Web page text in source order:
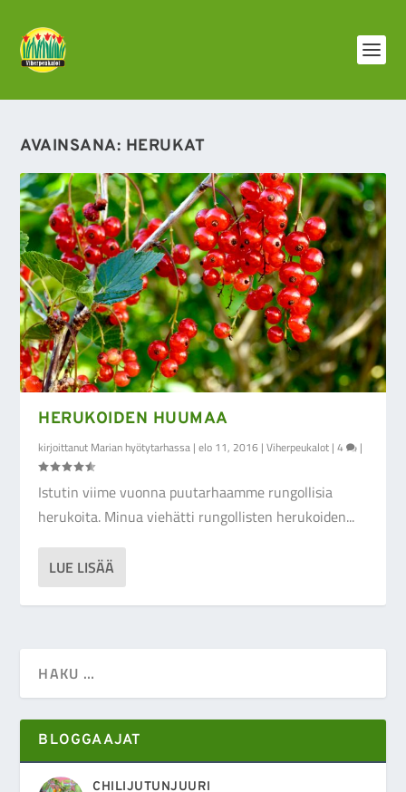
AVAINSANA: HERUKAT
HERUKOIDEN HUUMAA
kirjoittanut Marian hyötytarhassa |elo 11, 2016 |Viherpeukalot |4 |
Istutin viime vuonna puutarhaamme rungollisia
herukoita. Minua viehätti rungollisten herukoiden...
LUE LISÄÄ
BLOGGAAJAT
CHILIJUTUNJUURI